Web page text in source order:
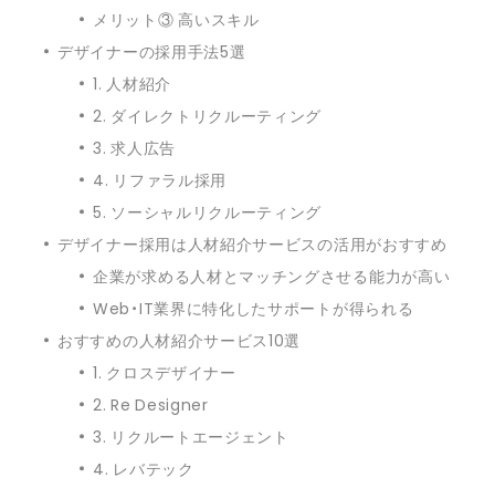
メリット③ 高いスキル
デザイナーの採用手法5選
1. 人材紹介
2. ダイレクトリクルーティング
3. 求人広告
4. リファラル採用
5. ソーシャルリクルーティング
デザイナー採用は人材紹介サービスの活用がおすすめ
企業が求める人材とマッチングさせる能力が高い
Web・IT業界に特化したサポートが得られる
おすすめの人材紹介サービス10選
1. クロスデザイナー
2. Re Designer
3. リクルートエージェント
4. レバテック